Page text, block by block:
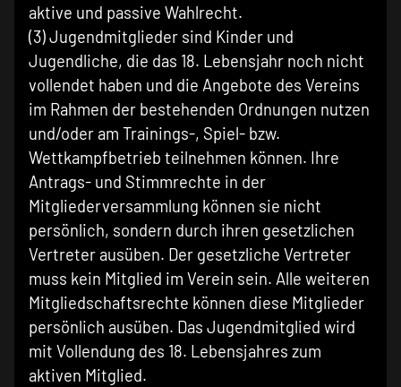
aktive und passive Wahlrecht.
(3) Jugendmitglieder sind Kinder und
Jugendliche, die das 18. Lebensjahr noch nicht
vollendet haben und die Angebote des Vereins
im Rahmen der bestehenden Ordnungen nutzen
und/oder am Trainings-, Spiel- bzw.
Wettkampfbetrieb teilnehmen können. Ihre
Antrags- und Stimmrechte in der
Mitgliederversammlung können sie nicht
persönlich, sondern durch ihren gesetzlichen
Vertreter ausüben. Der gesetzliche Vertreter
muss kein Mitglied im Verein sein. Alle weiteren
Mitgliedschaftsrechte können diese Mitglieder
persönlich ausüben. Das Jugendmitglied wird
mit Vollendung des 18. Lebensjahres zum
aktiven Mitglied.